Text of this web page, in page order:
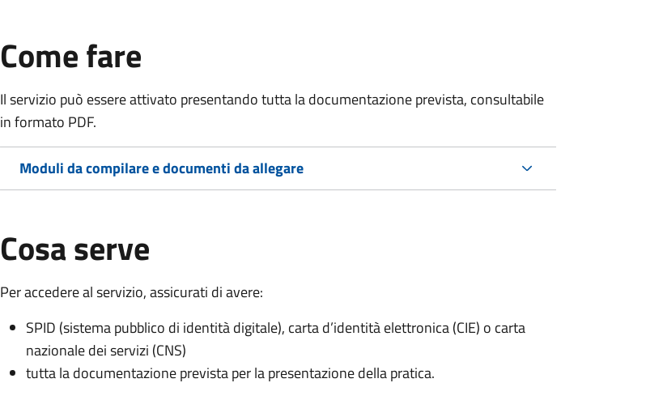
Come fare
Il servizio può essere attivato presentando tutta la documentazione prevista, consultabile
in formato PDF.
Moduli da compilare e documenti da allegare
Cosa serve
Per accedere al servizio, assicurati di avere:
SPID (sistema pubblico di identità digitale), carta d’identità elettronica (CIE) o carta
nazionale dei servizi (CNS)
tutta la documentazione prevista per la presentazione della pratica.